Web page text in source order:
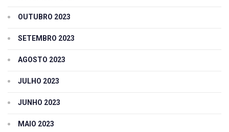
OUTUBRO 2023
SETEMBRO 2023
AGOSTO 2023
JULHO 2023
JUNHO 2023
MAIO 2023